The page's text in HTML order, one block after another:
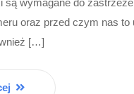
są wymagane do
oraz przed czym nas to
[…]